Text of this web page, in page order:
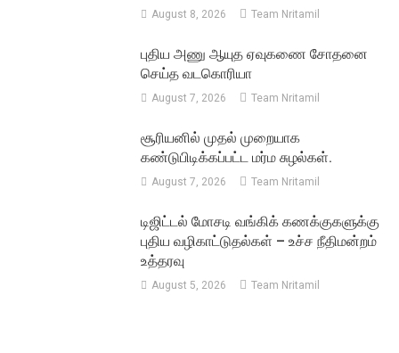
August 8, 2026 Team Nritamil
புதிய அணு ஆயுத ஏவுகணை சோதனை
செய்த வடகொரியா
August 7, 2026 Team Nritamil
சூரியனில் முதல் முறையாக
கண்டுபிடிக்கப்பட்ட மர்ம சுழல்கள்.
August 7, 2026 Team Nritamil
டிஜிட்டல் மோசடி வங்கிக் கணக்குகளுக்கு
புதிய வழிகாட்டுதல்கள் – உச்ச நீதிமன்றம்
உத்தரவு
August 5, 2026 Team Nritamil